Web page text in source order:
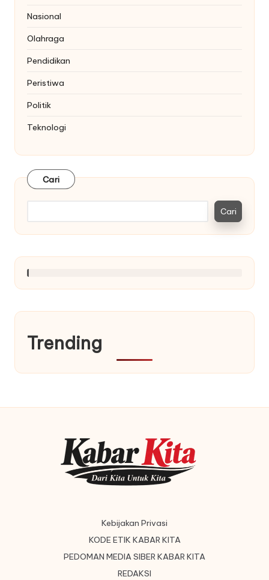
Nasional
Olahraga
Pendidikan
Peristiwa
Politik
Teknologi
Cari
Cari
Trending
Kebijakan Privasi
KODE ETIK KABAR KITA
PEDOMAN MEDIA SIBER KABAR KITA
REDAKSI